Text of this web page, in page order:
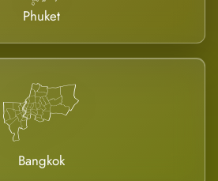
Phuket
Bangkok